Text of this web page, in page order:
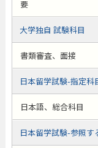
要
大学独自 試験科目
書類審査、面接
日本留学試験-指定科
日本語、総合科目
日本留学試験-参照す